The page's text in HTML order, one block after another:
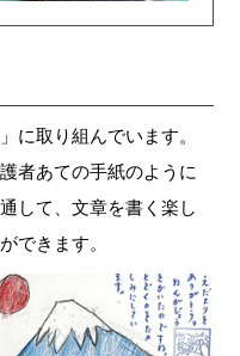
に取り組んでいます。
者あての手紙のように
して、文章を書く楽し
できます。